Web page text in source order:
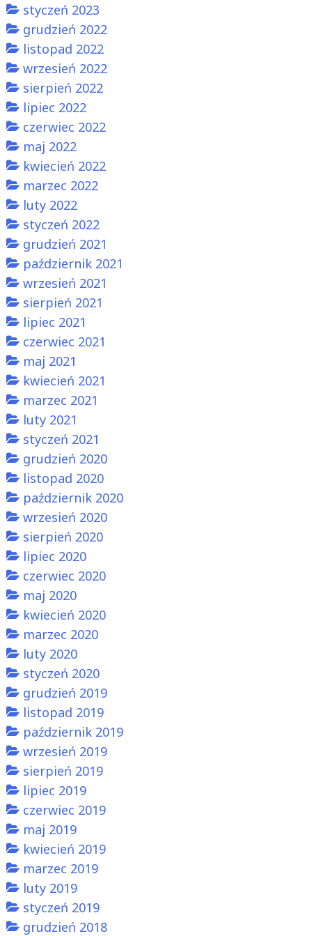
styczeń 2023
grudzień 2022
listopad 2022
wrzesień 2022
sierpień 2022
lipiec 2022
czerwiec 2022
maj 2022
kwiecień 2022
marzec 2022
luty 2022
styczeń 2022
grudzień 2021
październik 2021
wrzesień 2021
sierpień 2021
lipiec 2021
czerwiec 2021
maj 2021
kwiecień 2021
marzec 2021
luty 2021
styczeń 2021
grudzień 2020
listopad 2020
październik 2020
wrzesień 2020
sierpień 2020
lipiec 2020
czerwiec 2020
maj 2020
kwiecień 2020
marzec 2020
luty 2020
styczeń 2020
grudzień 2019
listopad 2019
październik 2019
wrzesień 2019
sierpień 2019
lipiec 2019
czerwiec 2019
maj 2019
kwiecień 2019
marzec 2019
luty 2019
styczeń 2019
grudzień 2018